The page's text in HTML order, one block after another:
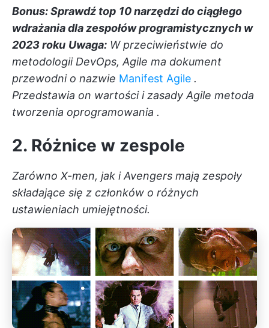
Bonus: Sprawdź top 10 narzędzi do ciągłego
wdrażania dla zespołów programistycznych w
2023 roku Uwaga: W przeciwieństwie do
metodologii DevOps, Agile ma dokument
przewodni o nazwie Manifest Agile .
Przedstawia on wartości i zasady Agile metoda
tworzenia oprogramowania .
2. Różnice w zespole
Zarówno X-men, jak i Avengers mają zespoły
składające się z członków o różnych
ustawieniach umiejętności.